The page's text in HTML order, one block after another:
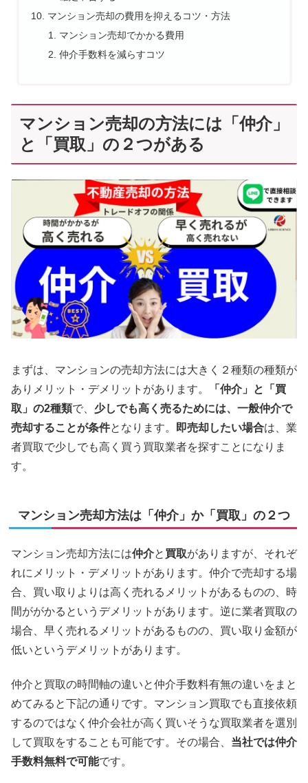
マンション売却の費用を抑えるコツ・方法
マンション売却でかかる費用
仲介手数料を減らすコツ
マンション売却の方法には「仲介」
と「買取」の２つがある
まずは、マンションの売却方法には大きく２種類の種類が
ありメリット・デメリットがあります。
「仲介」と「買
取」の2種類で、 少しでも高く売るためには、一般仲介で
売却することが条件となります。 即売却したい場合は、業
者買取で少しでも高く買う買取業者を探すことになりま
す。
マンション売却方法は「仲介」か「買取」の２つ
マンション売却方法には仲介と 買取がありますが、それぞ
れにメリット・デメリットがあります。仲介で売却する場
合、買い取りよりは高く売れるメリットがあるものの、時
間ががかるというデメリットがあります。逆に業者買取の
場合、早く売れるメリットがあるものの、買い取り金額が
低いというデメリットがあります。
仲介と買取の時間軸の違いと仲介手数料有無の違いをまと
めてみると下記の通りです。マンション買取でも直接依頼
するのではなく仲介会社が高く買いそうな買取業者を選別
して買取をすることも可能です。その場合、 当社では仲介
手数料無料で可能です。